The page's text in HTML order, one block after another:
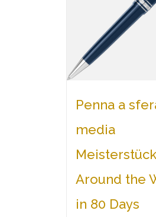
Penna a
media
Meisterstück
Around the
in 80 Days